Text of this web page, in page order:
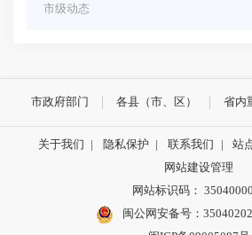
市级动态
市政府部门 各县（市、区） 省内
关于我们 | 隐私保护 | 联系我们 | 站
网站建设管理
网站标识码：
闽公网安备号：